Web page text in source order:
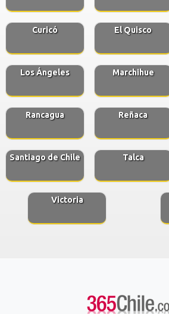
Curicó El Quisco
Los Ángeles Marchihue
Rancagua Reñaca
Santiago de Chile Talca
Victoria